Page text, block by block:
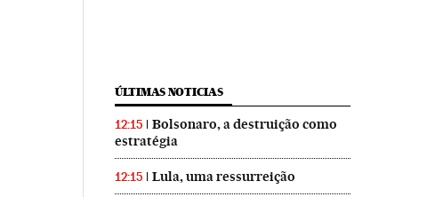
ÚLTIMAS NOTICIAS
12:15
Bolsonaro, a destruição como
estratégia
12:15 Lula, uma ressurreição